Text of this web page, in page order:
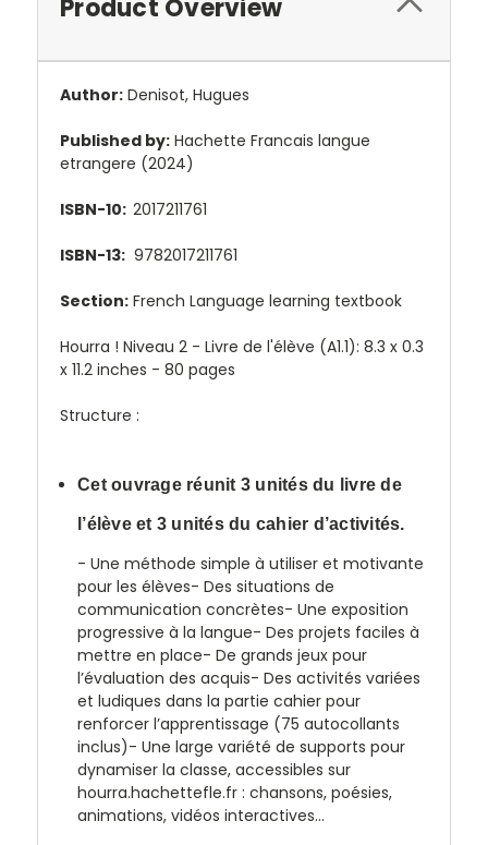
Product Overview
Author: Denisot, Hugues
Published by: Hachette Francais langue
etrangere (2024)
ISBN-10: 2017211761
ISBN-13: 9782017211761
Section: French Language learning textbook
Hourra ! Niveau 2 - Livre de l'élève (A1.1): 8.3 x 0.3
x 11.2 inches - 80 pages
Structure :
Cet ouvrage réunit 3 unités du livre de
l’élève et 3 unités du cahier d’activités.
- Une méthode simple à utiliser et motivante
pour les élèves- Des situations de
communication concrètes- Une exposition
progressive à la langue- Des projets faciles à
mettre en place- De grands jeux pour
l’évaluation des acquis- Des activités variées
et ludiques dans la partie cahier pour
renforcer l’apprentissage (75 autocollants
inclus)- Une large variété de supports pour
dynamiser la classe, accessibles sur
hourra.hachettefle.fr : chansons, poésies,
animations, vidéos interactives...